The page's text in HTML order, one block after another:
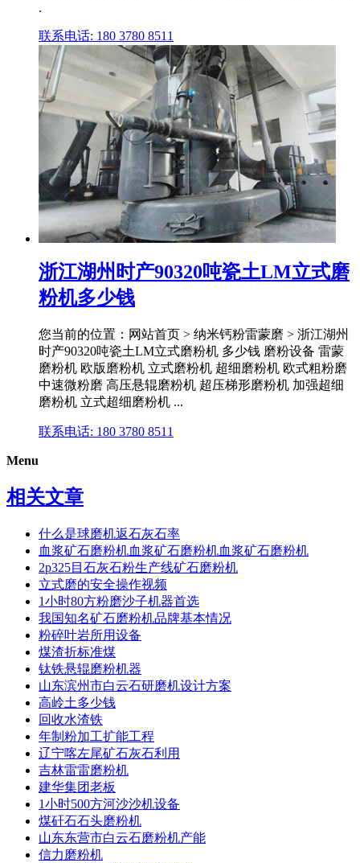
.
联系电话: 180 3780 8511
浙江湖州时产90320吨瓷土LM立式磨
粉机多少钱
您当前的位置：网站首页 > 纳米钙粉雷蒙磨 > 浙江湖州
时产90320吨瓷土LM立式磨粉机 多少钱 磨粉设备 雷蒙
磨粉机 欧版磨粉机 立式磨粉机 超细磨粉机 欧式粗粉磨
中速微粉磨 高压悬辊磨粉机 超压梯形磨粉机 加强超细
磨粉机 立式超细磨粉机 ...
联系电话: 180 3780 8511
Menu
相关文章
什么是球磨机返石灰石率
血浆矿石磨粉机血浆矿石磨粉机血浆矿石磨粉机
2p325目石灰石粉生产线矿石磨粉机
立式磨的安全操作视频
1小时80方粉磨沙子机器首选
我国知名矿石磨粉机品牌基本情况
粉碎叶岩所用设备
煤渣折标准煤
钛铁悬辊磨粉机器
山东滨州市白云石研磨机设计方案
高岭土多少钱
回收水渣铁
年制粉加工扩能工程
辽宁喀左尾矿石灰石利用
吉林雷雷磨粉机
建华集团老板
1小时500方河沙沙机设备
煤矸石石头磨粉机
山东东营市白云石磨粉机产能
信力磨粉机